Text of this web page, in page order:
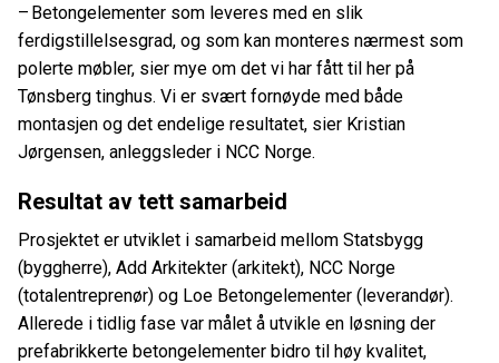
– Betongelementer som leveres med en slik
ferdigstillelsesgrad, og som kan monteres nærmest som
polerte møbler, sier mye om det vi har fått til her på
Tønsberg tinghus. Vi er svært fornøyde med både
montasjen og det endelige resultatet, sier Kristian
Jørgensen, anleggsleder i NCC Norge.
Resultat av tett samarbeid
Prosjektet er utviklet i samarbeid mellom Statsbygg
(byggherre), Add Arkitekter (arkitekt), NCC Norge
(totalentreprenør) og Loe Betongelementer (leverandør).
Allerede i tidlig fase var målet å utvikle en løsning der
prefabrikkerte betongelementer bidro til høy kvalitet,